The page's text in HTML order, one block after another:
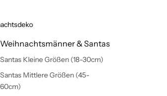
Weihnachtsmänner & Santas
Santas Kleine Größen (18-30cm)
Santas Mittlere Größen (45-
60cm)